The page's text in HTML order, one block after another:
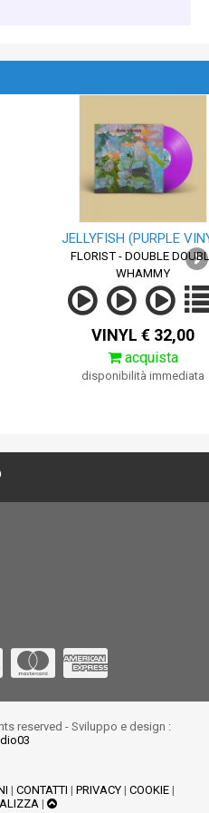
JELLYFISH (PURPLE
FLORIST - DOUBLE
WHAMMY
VINYL € 32,00
acquista
disponibilità immediata
reserved - Sviluppo e design :
| CONTATTI | PRIVACY| COOKIE|
|